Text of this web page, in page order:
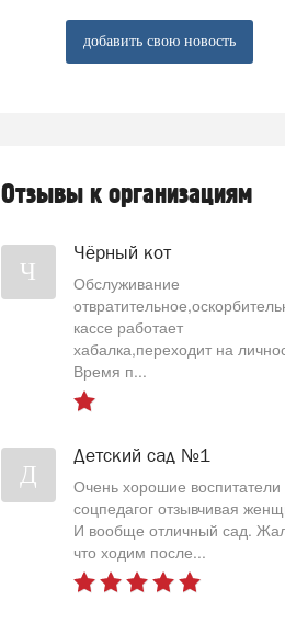
добавить свою новость
Отзывы к организациям
Ч
Чёрный кот
Обслуживание
кассе работает
хабалка,переходит на
Время п...
Д
Детский сад №1
Очень хорошие воспитатели
соцпедагог отзывчивая
И вообще отличный сад.
что ходим после...